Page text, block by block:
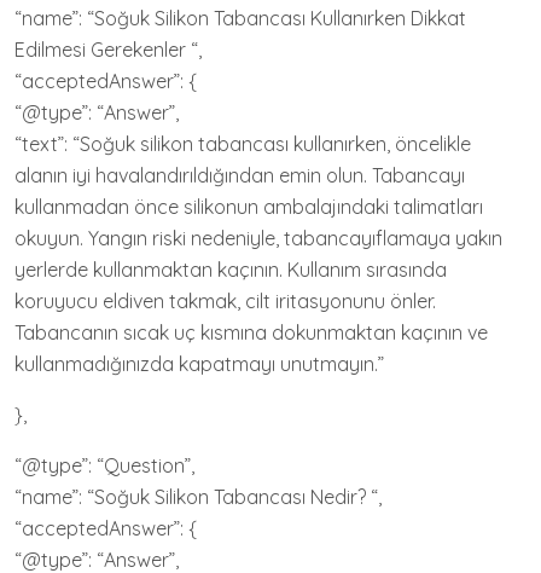
“name”: “Soğuk Silikon Tabancası Kullanırken Dikkat
Edilmesi Gerekenler “,
“acceptedAnswer”: {
“@type”: “Answer”,
“text”: “Soğuk silikon tabancası kullanırken, öncelikle
alanın iyi havalandırıldığından emin olun. Tabancayı
kullanmadan önce silikonun ambalajındaki talimatları
okuyun. Yangın riski nedeniyle, tabancayıflamaya yakın
yerlerde kullanmaktan kaçının. Kullanım sırasında
koruyucu eldiven takmak, cilt iritasyonunu önler.
Tabancanın sıcak uç kısmına dokunmaktan kaçının ve
kullanmadığınızda kapatmayı unutmayın.”
},
“@type”: “Question”,
“name”: “Soğuk Silikon Tabancası Nedir? “,
“acceptedAnswer”: {
“@type”: “Answer”,